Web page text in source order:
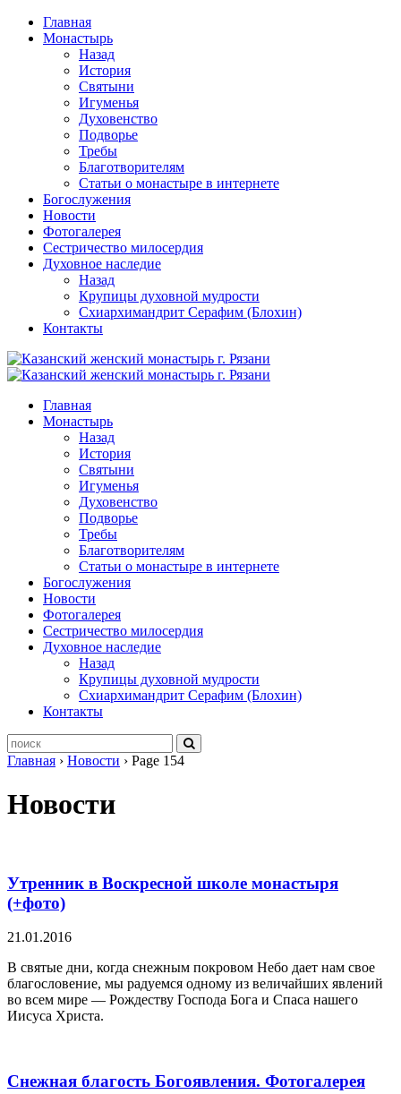
Перейти
содержимому
Главная
Монастырь
Назад
История
Святыни
Игуменья
Духовенство
Подворье
Требы
Благотворителям
Статьи о монастыре в интернете
Богослужения
Новости
Фотогалерея
Сестричество милосердия
Духовное наследие
Назад
Крупицы духовной мудрости
Схиархимандрит Серафим (Блохин)
Контакты
Главная
Монастырь
Назад
История
Святыни
Игуменья
Духовенство
Подворье
Требы
Благотворителям
Статьи о монастыре в интернете
Богослужения
Новости
Фотогалерея
Сестричество милосердия
Духовное наследие
Назад
Крупицы духовной мудрости
Схиархимандрит Серафим (Блохин)
Контакты
Главная › Новости › Page 154
Новости
Утренник в Воскресной школе монастыря
(+фото)
21.01.2016
В святые дни, когда снежным покровом Небо дает нам свое
благословение, мы радуемся одному из величайших явлений
во всем мире — Рождеству Господа Бога и Спаса нашего
Иисуса Христа.
Снежная благость Богоявления. Фотогалерея